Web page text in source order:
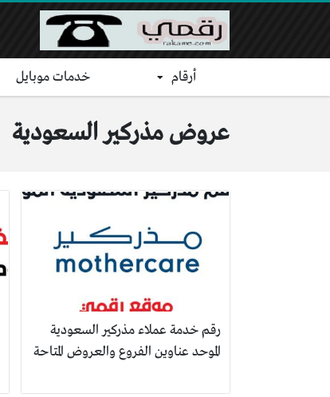
أرقام خدمات موبايل
عروض مذركير السعودية
رقم خدمة عملاء مذركير السعودية
الموحد عناوين الفروع والعروض المتاحة